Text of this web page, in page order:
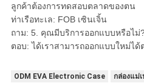
ลูกค้าต้องการทดสอบตลาดของตน
ท่าเรือทะเล: FOB เซินเจิ้น
ถาม: 5. คุณมีบริการออกแบบหรือไม่
ตอบ: ได้เราสามารถออกแบบใหม่ไ
ODM EVA Electronic Case
กล่องแม่